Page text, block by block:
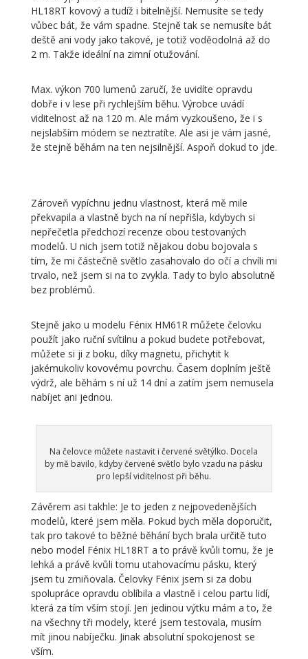
HL18RT kovový a tudíž i bitelnější. Nemusíte se tedy
vůbec bát, že vám spadne. Stejně tak se nemusíte bát
deště ani vody jako takové, je totiž voděodolná až do
2 m. Takže ideální na zimní otužování.
Max. výkon 700 lumenů zaručí, že uvidíte opravdu
dobře i v lese při rychlejším běhu. Výrobce uvádí
viditelnost až na 120 m. Ale mám vyzkoušeno, že i s
nejslabším módem se neztratíte. Ale asi je vám jasné,
že stejně běhám na ten nejsilnější. Aspoň dokud to jde.
Zároveň vypíchnu jednu vlastnost, která mě mile
překvapila a vlastně bych na ní nepřišla, kdybych si
nepřečetla předchozí recenze obou testovaných
modelů. U nich jsem totiž nějakou dobu bojovala s
tím, že mi částečně světlo zasahovalo do očí a chvíli mi
trvalo, než jsem si na to zvykla. Tady to bylo absolutně
bez problémů.
Stejně jako u modelu Fénix HM61R můžete čelovku
použít jako ruční svítilnu a pokud budete potřebovat,
můžete si ji z boku, díky magnetu, přichytit k
jakémukoliv kovovému povrchu. Časem doplním ještě
výdrž, ale běhám s ní už 14 dní a zatím jsem nemusela
nabíjet ani jednou.
Na čelovce můžete nastavit i červené světýlko. Docela
by mě bavilo, kdyby červené světlo bylo vzadu na pásku
pro lepší viditelnost při běhu.
Závěrem asi takhle: Je to jeden z nejpovedenějších
modelů, které jsem měla. Pokud bych měla doporučit,
tak pro takové to běžné běhání bych brala určitě tuto
nebo model Fénix HL18RT a to právě kvůli tomu, že je
lehká a právě kvůli tomu utahovacímu pásku, který
jsem tu zmiňovala. Čelovky Fénix jsem si za dobu
spolupráce opravdu oblíbila a vlastně i celou partu lidí,
která za tím vším stojí. Jen jedinou výtku mám a to, že
na všechny tři modely, které jsem testovala, musím
mít jinou nabíječku. Jinak absolutní spokojenost se
vším.